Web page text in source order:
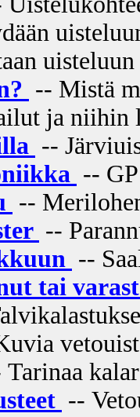
-- Mistä
ja niihin
--
--
--
--
--
tai
Tarinaa
--